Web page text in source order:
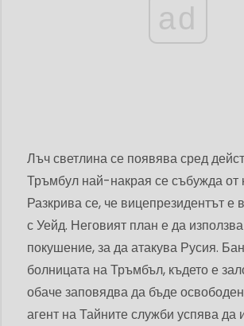
ad
Лъч светлина се появява сред
Тръмбул най-накрая се събужда от
Разкрива се, че вицепрезидентът е
с Уейд. Неговият план е да
покушение, за да атакува Русия.
болницата на Тръмбъл, където е
обаче заповядва да бъде
агент на Тайните служби успява да